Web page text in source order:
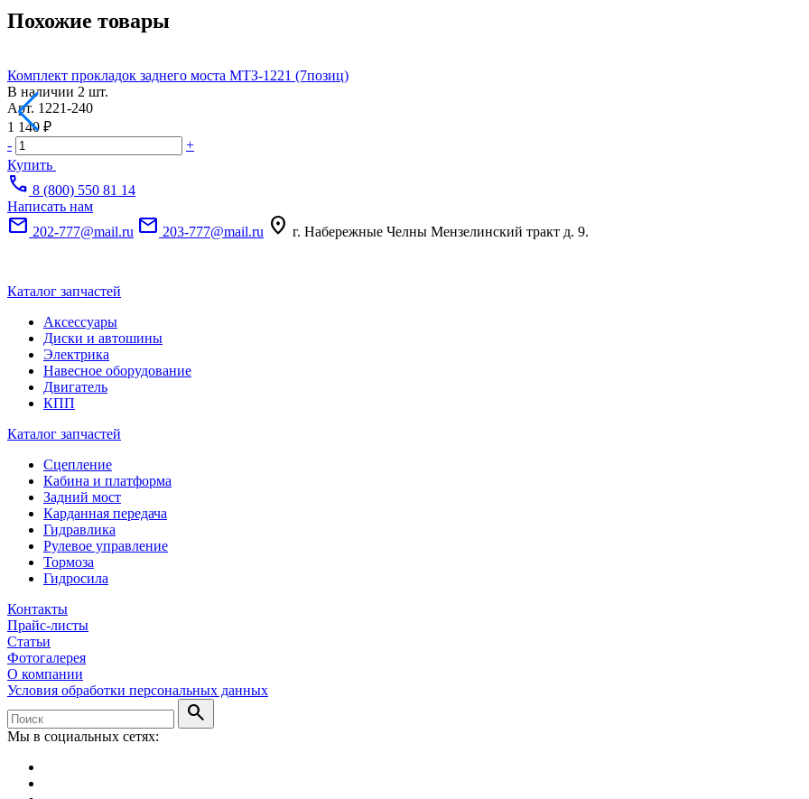
Похожие товары
Комплект прокладок заднего моста МТЗ-1221 (7позиц)
В наличии 2 шт.
Арт. 1221-240
1 140 ₽
-
+
Купить
call 8 (800) 550 81 14
Написать нам
mail 202-777@mail.ru mail 203-777@mail.ru location_on г. Набережные Челны Мензелинский тракт д. 9.
Каталог запчастей
Аксессуары
Диски и автошины
Электрика
Навесное оборудование
Двигатель
КПП
Каталог запчастей
Сцепление
Кабина и платформа
Задний мост
Карданная передача
Гидравлика
Рулевое управление
Тормоза
Гидросила
Контакты
Прайс-листы
Статьи
Фотогалерея
О компании
Условия обработки персональных данных
search
Мы в социальных сетях: